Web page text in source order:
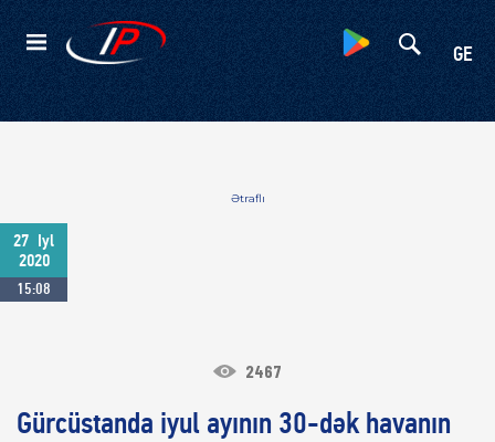
GE
Kateqoriyalar
Ətraflı
27
Iyl
2020
15:08
2467
Gürcüstanda iyul ayının 30-dək havanın